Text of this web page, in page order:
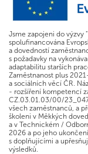
Jsme zapojeni do výzvy
spolufinancována
a dovedností
s požadavky na
adaptabilitu starších
Zaměstnanost plus
a sociálních věcí ČR.
- rozšíření kompetencí
CZ.03.01.03/00/
všech zaměstnanců, a
školeni v Měkkých
a v Technickém /
2026 a po jeho
s doplňujícími a
výsledků.